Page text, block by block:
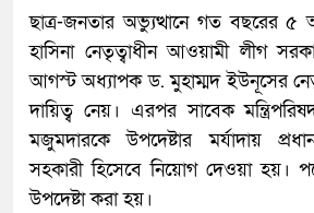
ছাত্র-জনতার অভ্যুত্থানে গত বছরের ৫
হাসিনা নেতৃত্বাধীন আওয়ামী লীগ
আগস্ট অধ্যাপক ড. মুহাম্মদ ইউনূসের
দায়িত্ব নেয়। এরপর সাবেক
মজুমদারকে উপদেষ্টার মর্যাদায়
সহকারী হিসেবে নিয়োগ দেওয়া
উপদেষ্টা করা হয়।